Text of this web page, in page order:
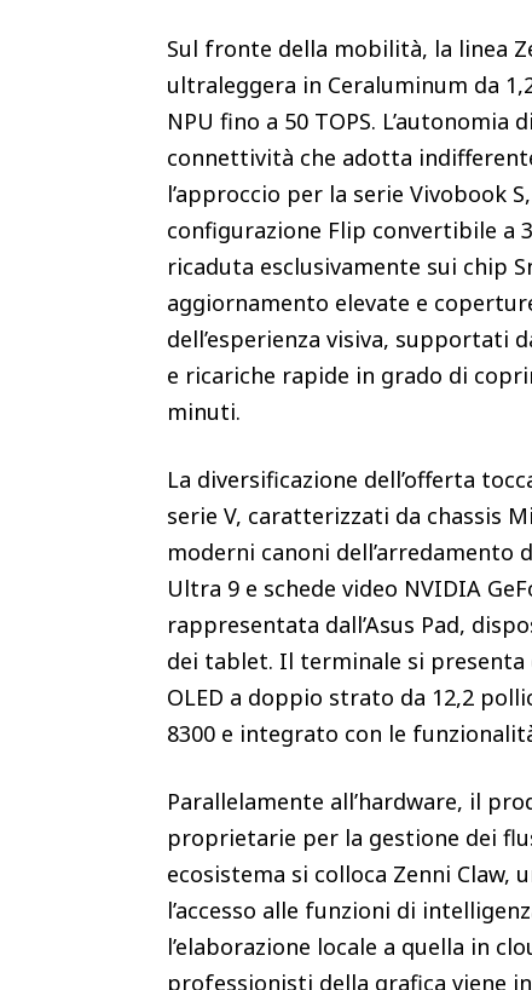
Sul fronte della mobilità, la linea
ultraleggera in Ceraluminum da
NPU fino a 50 TOPS.
connettività che adotta
l’approccio per la serie Vivobook
configurazione Flip convertibile a
ricaduta esclusivamente sui chip
aggiornamento elevate e
dell’esperienza visiva, supportati
e ricariche rapide in grado di
minuti.
La diversificazione dell’offerta
serie V, caratterizzati da chassis
moderni canoni dell’arredamento
Ultra 9 e schede video NVIDIA
rappresentata dall’Asus Pad,
dei tablet. Il terminale si
OLED a doppio strato da 12,2
8300 e integrato con le
Parallelamente all’hardware, il
proprietarie per la gestione dei
ecosistema si colloca Zenni
l’accesso alle funzioni di
l’elaborazione locale a quella in
professionisti della grafica viene